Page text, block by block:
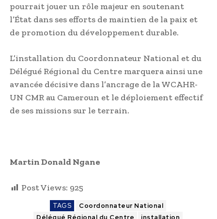
pourrait jouer un rôle majeur en soutenant
l’État dans ses efforts de maintien de la paix et
de promotion du développement durable.
L’installation du Coordonnateur National et du
Délégué Régional du Centre marquera ainsi une
avancée décisive dans l’ancrage de la WCAHR-
UN CMR au Cameroun et le déploiement effectif
de ses missions sur le terrain.
Martin Donald Ngane
Post Views: 925
TAGS
Coordonnateur National
Délégué Régional du Centre
installation